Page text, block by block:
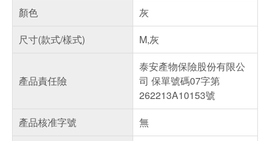
顏色
灰
尺寸(款式/樣式)
M,灰
產品責任險
泰安產物保險股份有限公
司 保單號碼07字第
262213A10153號
產品核准字號
無